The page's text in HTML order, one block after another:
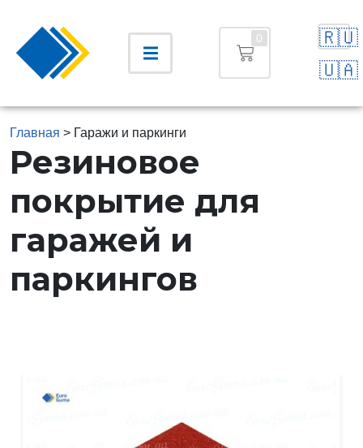
0
🇷🇺
🇺🇦
Главная > Гаражи и паркинги
Резиновое
покрытие для
гаражей и
паркингов